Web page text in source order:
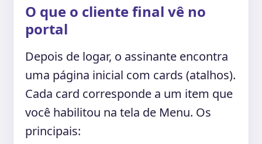
O que o cliente final vê no
portal
Depois de logar, o assinante encontra
uma página inicial com cards (atalhos).
Cada card corresponde a um item que
você habilitou na tela de Menu. Os
principais: